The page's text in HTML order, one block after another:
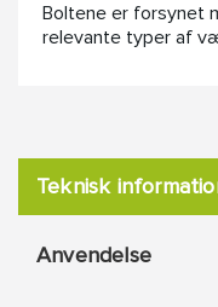
Boltene er forsynet
relevante typer af
Teknisk
Anvendelse